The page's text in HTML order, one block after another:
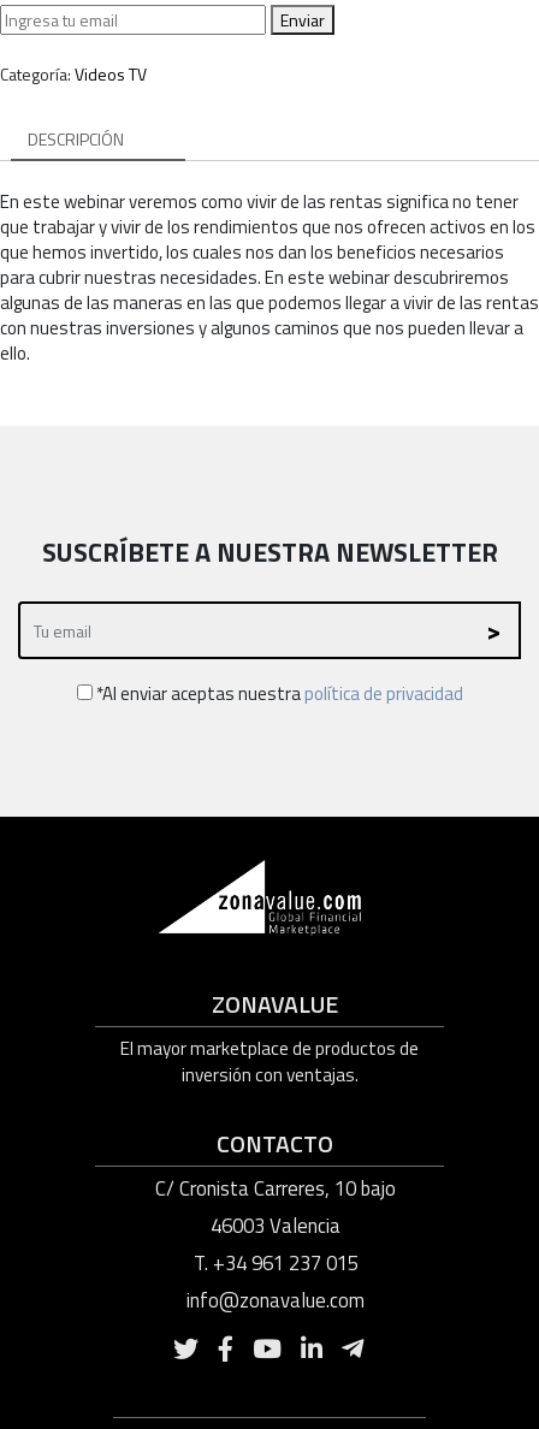
Enviar
Categoría:Videos TV
DESCRIPCIÓN
En este webinar veremos como vivir de las rentas significa no tener
que trabajar y vivir de los rendimientos que nos ofrecen activos en los
que hemos invertido, los cuales nos dan los beneficios necesarios
para cubrir nuestras necesidades. En este webinar descubriremos
algunas de las maneras en las que podemos llegar a vivir de las rentas
con nuestras inversiones y algunos caminos que nos pueden llevar a
ello.
SUSCRÍBETE A NUESTRA NEWSLETTER
*Al enviar aceptas nuestrapolítica de privacidad
ZONAVALUE
El mayor marketplace de productos de
inversión con ventajas.
CONTACTO
C/ Cronista Carreres, 10 bajo
46003 Valencia
T. +34 961 237 015
info@zonavalue.com